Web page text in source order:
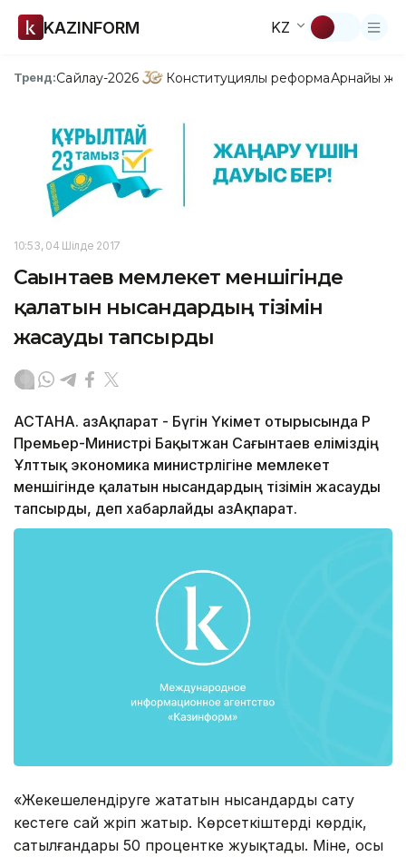
KAZINFORM KZ
Тренд:Сайлау-2026 Конституциялық реформаАрнайы
10:53, 04 Шілде 2017
Сағынтаев мемлекет меншігінде
қалатын нысандардың тізімін
жасауды тапсырды
АСТАНА. ҚазАқпарат - Бүгін Үкімет отырысында ҚР
Премьер-Министрі Бақытжан Сағынтаев еліміздің
Ұлттық экономика министрлігіне мемлекет
меншігінде қалатын нысандардың тізімін жасауды
тапсырды, деп хабарлайды ҚазАқпарат.
«Жекешелендіруге жататын нысандарды сату
кестеге сай жүріп жатыр. Көрсеткіштерді көрдік,
сатылғандары 50 процентке жуықтады. Міне, осы